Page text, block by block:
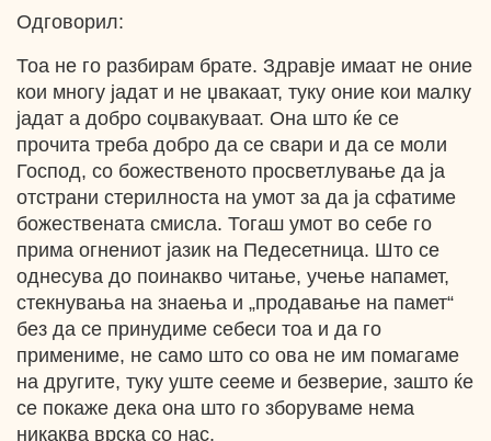
Одговорил:
Тоа не го разбирам брате. Здравје имаат не оние
кои многу јадат и не џвакаат, туку оние кои малку
јадат а добро соџвакуваат. Она што ќе се
прочита треба добро да се свари и да се моли
Господ, со божественото просветлување да ја
отстрани стерилноста на умот за да ја сфатиме
божествената смисла. Тогаш умот во себе го
прима огнениот јазик на Педесетница. Што се
однесува до поинакво читање, учење напамет,
стекнувања на знаења и „продавање на памет“
без да се принудиме себеси тоа и да го
примениме, не само што со ова не им помагаме
на другите, туку уште сееме и безверие, зашто ќе
се покаже дека она што го зборуваме нема
никаква врска со нас.